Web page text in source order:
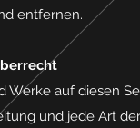
entfernen.
auf diesen
und jede Art